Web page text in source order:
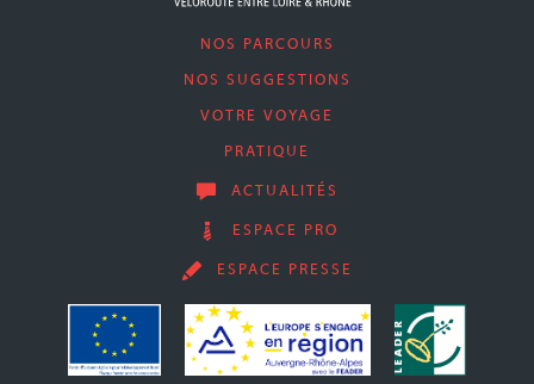
NOS PARCOURS
NOS SUGGESTIONS
VOTRE VOYAGE
PRATIQUE
ACTUALITÉS
ESPACE PRO
ESPACE PRESSE